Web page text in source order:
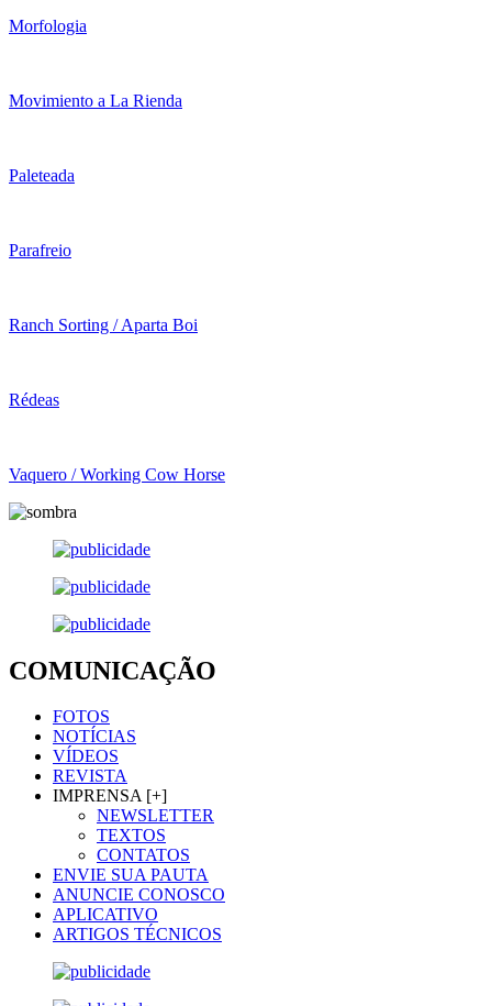
Morfologia
Movimiento a La Rienda
Paleteada
Parafreio
Ranch Sorting / Aparta Boi
Rédeas
Vaquero / Working Cow Horse
COMUNICAÇÃO
FOTOS
NOTÍCIAS
VÍDEOS
REVISTA
IMPRENSA [+]
NEWSLETTER
TEXTOS
CONTATOS
ENVIE SUA PAUTA
ANUNCIE CONOSCO
APLICATIVO
ARTIGOS TÉCNICOS